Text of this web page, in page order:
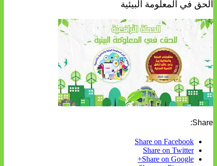
الحق في المعلومة البيئية
Share:
Share on Facebook
Share on Twitter
Share on Google+